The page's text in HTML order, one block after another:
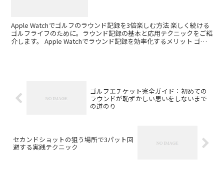
Apple Watchでゴルフのラウンド記録を3倍楽しむ方法 楽しく続ける
ゴルフライフのために。ラウンド記録の基本と応用テクニックをご紹
介します。 Apple Watchでラウンド記録を効率化するメリット ゴル
ゴルフエチケット完全ガイド：初めての
ラウンドが恥ずかしい思いをしないまで
の道のり
セカンドショットの狙う場所で3パット回
避する実践テクニック